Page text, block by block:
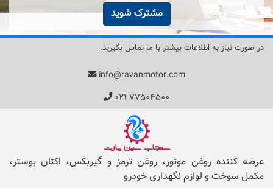
مشترک شوید
در صورت نیاز به اطلاعات بیشتر با ما تماس بگیرید.
info@ravanmotor.com
۰۲۱ ۷۷۵۰۴۵۰۰
عرضه کننده روغن موتور، روغن ترمز و گیربکس، اکتان بوستر،
مکمل‌ سوخت و لوازم نگهداری خودرو